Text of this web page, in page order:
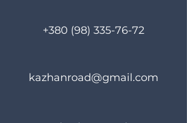
+380 (98) 335-76-72
kazhanroad@gmail.com